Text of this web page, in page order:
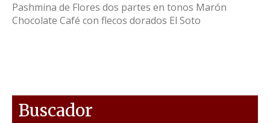
Pashmina de Flores dos partes en tonos Marón
Chocolate Café con flecos dorados El Soto
Buscador